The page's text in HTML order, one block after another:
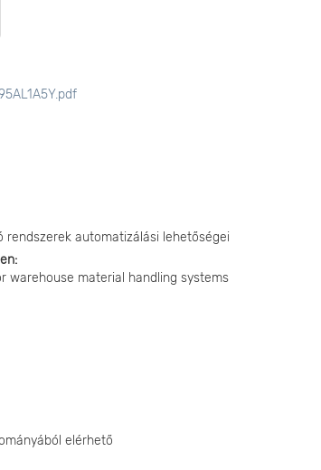
rendszerek automatizálási lehetőségei
warehouse material handling systems
elérhető